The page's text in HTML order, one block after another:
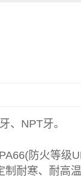
、NPT牙。
防火等
耐寒、耐高